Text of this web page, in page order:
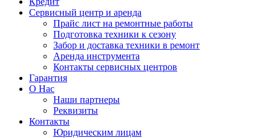
Сервисный центр и аренда
Прайс лист на ремонтные работы
Подготовка техники к сезону
Забор и доставка техники в ремонт
Аренда инструмента
Контакты сервисных центров
Гарантия
О Нас
Наши партнеры
Реквизиты
Контакты
Юридическим лицам